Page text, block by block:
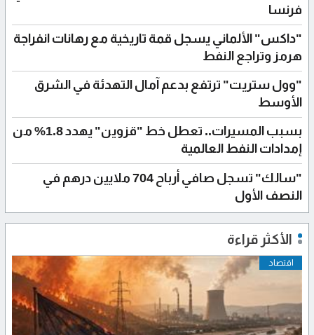
فرنسا
"داكس" الألماني يسجل قمة تاريخية مع رهانات انفراجة
هرمز وتراجع النفط
"وول ستريت" ترتفع بدعم آمال التهدئة في الشرق
الأوسط
بسبب المسيرات.. تعطل خط "قزوين" يهدد 1.8% من
إمدادات النفط العالمية
"سالك" تسجل صافي أرباح 704 ملايين درهم في
النصف الأول
الأكثر قراءة
اقتصاد